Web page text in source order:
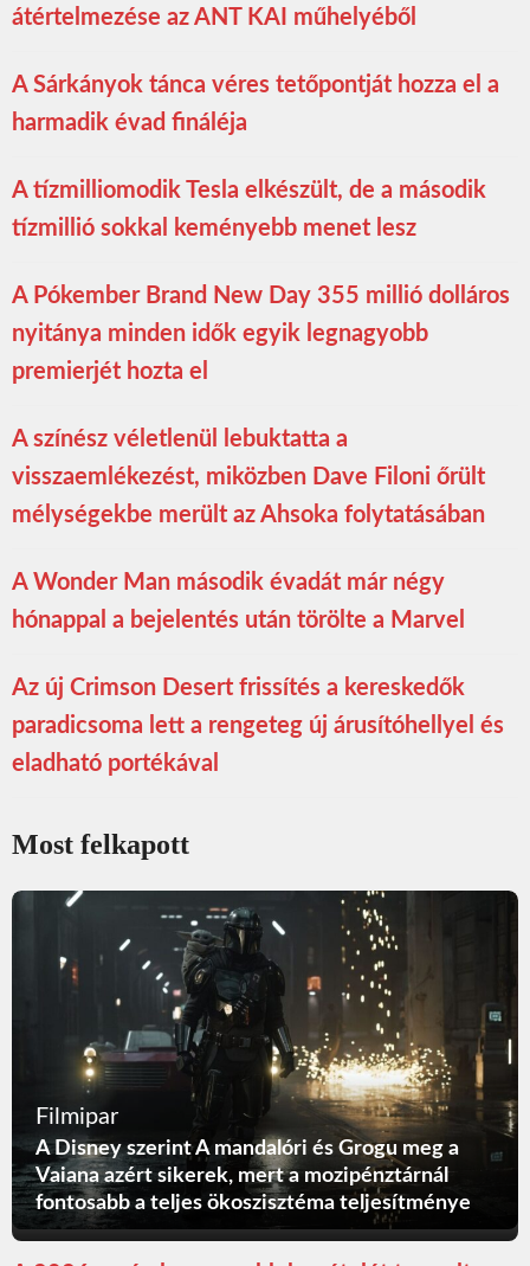
átértelmezése az ANT KAI műhelyéből
A Sárkányok tánca véres tetőpontját hozza el a
harmadik évad fináléja
A tízmilliomodik Tesla elkészült, de a második
tízmillió sokkal keményebb menet lesz
A Pókember Brand New Day 355 millió dolláros
nyitánya minden idők egyik legnagyobb
premierjét hozta el
A színész véletlenül lebuktatta a
visszaemlékezést, miközben Dave Filoni őrült
mélységekbe merült az Ahsoka folytatásában
A Wonder Man második évadát már négy
hónappal a bejelentés után törölte a Marvel
Az új Crimson Desert frissítés a kereskedők
paradicsoma lett a rengeteg új árusítóhellyel és
eladható portékával
Most felkapott
Filmipar
A Disney szerint A mandalóri és Grogu meg a
Vaiana azért sikerek, mert a mozipénztárnál
fontosabb a teljes ökoszisztéma teljesítménye